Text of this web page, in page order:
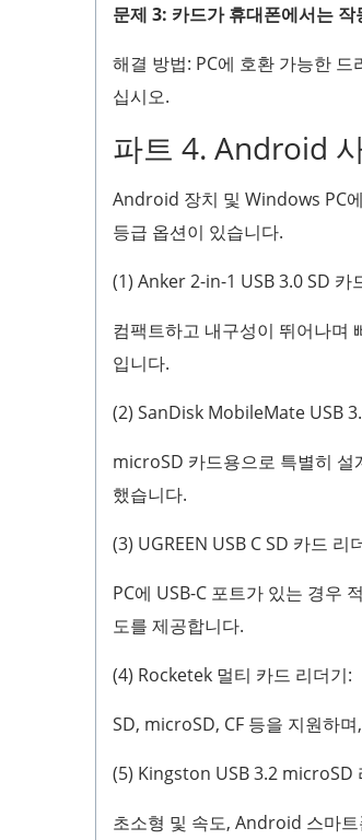
문제 3: 카드가 휴대폰에서는
해결 방법: PC에 호환 가능한
십시오.
파트 4. Android
Android 장치 및 Windows PC
등급 옵션이 있습니다.
(1) Anker 2-in-1 USB 3.0 SD 카
컴팩트하고 내구성이 뛰어나며
입니다.
(2) SanDisk MobileMate USB
microSD 카드용으로 특별히
했습니다.
(3) UGREEN USB C SD 카드 리
PC에 USB-C 포트가 있는 경우
도를 제공합니다.
(4) Rocketek 멀티 카드 리더기:
SD, microSD, CF 등을 지원하
(5) Kingston USB 3.2 microSD
초소형 및 속도, Android 스마